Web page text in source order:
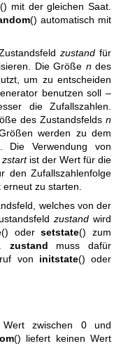
() mit der gleichen Saat.
() automatisch mit
zustand für
Die Größe ndes
um zu entscheiden
benutzen soll –
die Zufallszahlen.
des Zustandsfelds n
werden zu dem
Die Verwendung von
zstartist der Wert für die
den Zufallszahlenfolge
zu starten.
welches von der
zustandwird
() odersetstate() zum
zustand muss dafür
von initstate() oder
zwischen 0 und
() liefert keinen Wert